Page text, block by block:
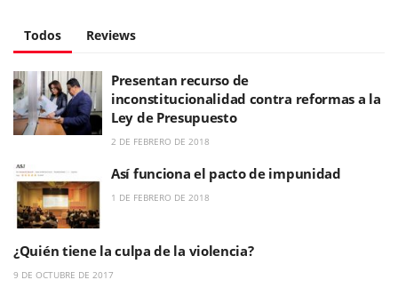
Todos Reviews
Presentan recurso de
inconstitucionalidad contra reformas a la
Ley de Presupuesto
2 DE FEBRERO DE 2018
Así funciona el pacto de impunidad
1 DE FEBRERO DE 2018
¿Quién tiene la culpa de la violencia?
9 DE OCTUBRE DE 2017